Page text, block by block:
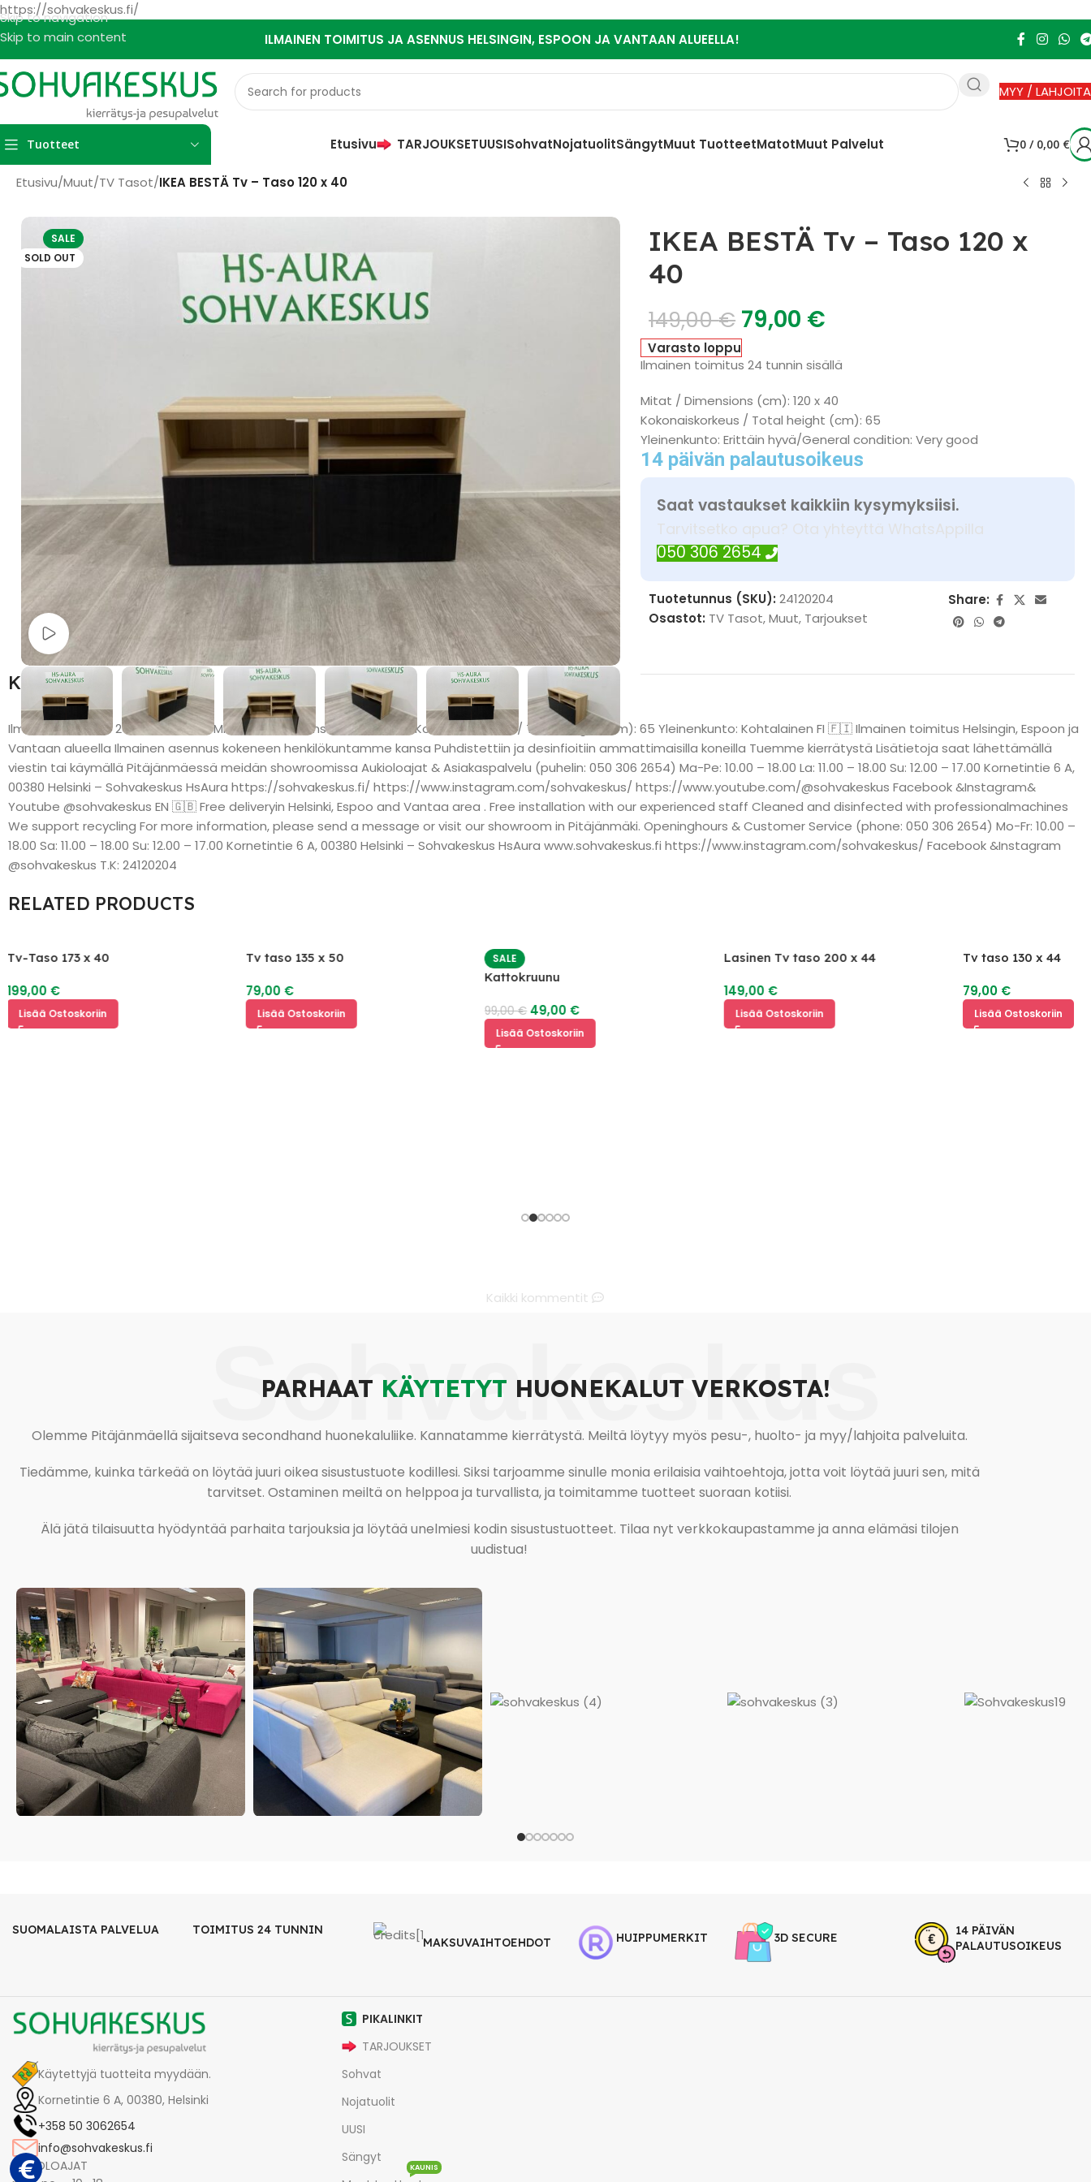
https://sohvakeskus.fi/
Skip to navigation
Skip to main content
ILMAINEN TOIMITUS JA ASENNUS HELSINGIN, ESPOON JA VANTAAN ALUEELLA!
MYY / LAHJOITA
Tuotteet Etusivu TARJOUKSETUUSISohvatNojatuolitSängytMuut TuotteetMatotMuut Palvelut 0 / 0,00 €
Etusivu/Muut/TV Tasot/IKEA BESTÄ Tv – Taso 120 x 40
SALE
SOLD OUT
Watch video
IKEA BESTÄ Tv – Taso 120 x
40
149,00€ 79,00 €
Varasto loppu
Ilmainen toimitus 24 tunnin sisällä
Mitat / Dimensions (cm): 120 x 40
Kokonaiskorkeus / Total height (cm): 65
Yleinenkunto: Erittäin hyvä/General condition: Very good
14 päivän palautusoikeus
Saat vastaukset kaikkiin kysymyksiisi.
Tarvitsetko apua? Ota yhteyttä WhatsAppilla
050 306 2654
Tuotetunnus (SKU):24120204
Osastot: TV Tasot,Muut, Tarjoukset
Share:
Kuvaus
Ilmainen toimitus 24 tunnin sisällä Mitat / Dimensions (cm): 120 x 40 Kokonaiskorkeus / Total height (cm): 65 Yleinenkunto: Kohtalainen FI 🇫🇮 Ilmainen toimitus Helsingin, Espoon ja
Vantaan alueella Ilmainen asennus kokeneen henkilökuntamme kansa Puhdistettiin ja desinfioitiin ammattimaisilla koneilla Tuemme kierrätystä Lisätietoja saat lähettämällä
viestin tai käymällä Pitäjänmäessä meidän showroomissa Aukioloajat & Asiakaspalvelu (puhelin: 050 306 2654) Ma-Pe: 10.00 – 18.00 La: 11.00 – 18.00 Su: 12.00 – 17.00 Kornetintie 6 A,
00380 Helsinki – Sohvakeskus HsAura https://sohvakeskus.fi/ https://www.instagram.com/sohvakeskus/ https://www.youtube.com/@sohvakeskus Facebook &Instagram&
Youtube @sohvakeskus EN 🇬🇧 Free deliveryin Helsinki, Espoo and Vantaa area . Free installation with our experienced staff Cleaned and disinfected with professionalmachines
We support recycling For more information, please send a message or visit our showroom in Pitäjänmäki. Openinghours & Customer Service (phone: 050 306 2654) Mo-Fr: 10.00 –
18.00 Sa: 11.00 – 18.00 Su: 12.00 – 17.00 Kornetintie 6 A, 00380 Helsinki – Sohvakeskus HsAura www.sohvakeskus.fi https://www.instagram.com/sohvakeskus/ Facebook &Instagram
@sohvakeskus T.K: 24120204
RELATED PRODUCTS
Tv taso 135 x 50
79,00€
Lisää Ostoskoriin
SALE
99,00€ 49,00€
Lisää Ostoskoriin
Lasinen Tv taso 200 x 44
Lisää Ostoskoriin
Tv taso 130 x 44
79,00€
Lisää Ostoskoriin
Kaikki kommentit
Sohvakeskus
PARHAAT KÄYTETYT HUONEKALUT VERKOSTA!
Olemme Pitäjänmäellä sijaitseva secondhand huonekaluliike. Kannatamme kierrätystä. Meiltä löytyy myös pesu-, huolto- ja myy/lahjoita palveluita.
Tiedämme, kuinka tärkeää on löytää juuri oikea sisustustuote kodillesi. Siksi tarjoamme sinulle monia erilaisia vaihtoehtoja, jotta voit löytää juuri sen, mitä
tarvitset. Ostaminen meiltä on helppoa ja turvallista, ja toimitamme tuotteet suoraan kotiisi.
Älä jätä tilaisuutta hyödyntää parhaita tarjouksia ja löytää unelmiesi kodin sisustustuotteet. Tilaa nyt verkkokaupastamme ja anna elämäsi tilojen
uudistua!
SUOMALAISTA PALVELUA
TOIMITUS 24 TUNNIN
MAKSUVAIHTOEHDOT
HUIPPUMERKIT 3D SECURE
14 PÄIVÄN
PALAUTUSOIKEUS
Käytettyjä tuotteita myydään.
Kornetintie 6 A, 00380, Helsinki
+358 50 3062654
info@sohvakeskus.fi
AUKIOLOAJAT
PIKALINKIT
TARJOUKSET
Sohvat
Nojatuolit
UUSI
Sängyt
KAUNIS